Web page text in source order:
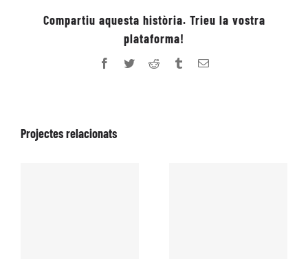
Compartiu aquesta història. Trieu la vostra
plataforma!
Facebook
TwitterReddit TumblrEmail:
Projectes relacionats